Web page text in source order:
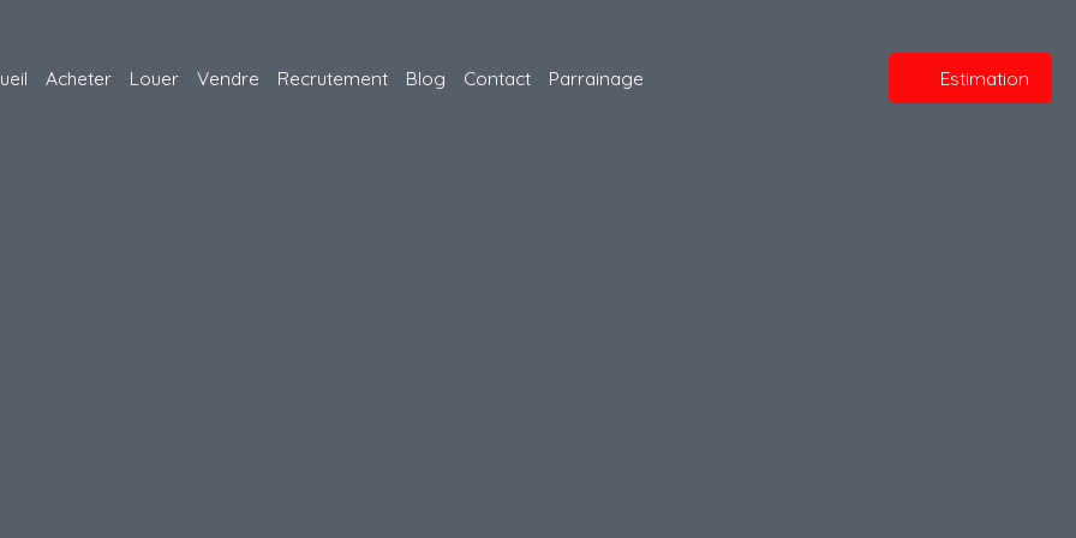
Acheter Louer Vendre Recrutement Blog Contact Parrainage Estimation